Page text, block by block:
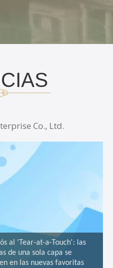
Co., Ltd.
al 'Tear-at-a-Touch': las
de una sola capa se
en las nuevas favoritas